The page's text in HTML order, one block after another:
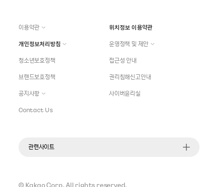
이용약관
위치정보 이용약관
개인정보처리방침
운영정책 및 제안
청소년보호정책
접근성 안내
브랜드보호정책
권리침해신고안내
공지사항
사이버윤리실
Contact Us
관련사이트
© Kakao Corp. All rights reserved.